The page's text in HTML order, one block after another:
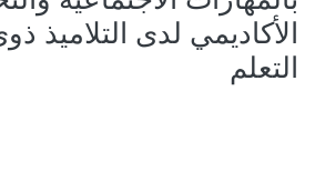
الأكاديمي لدى التلاميذ
التعلم